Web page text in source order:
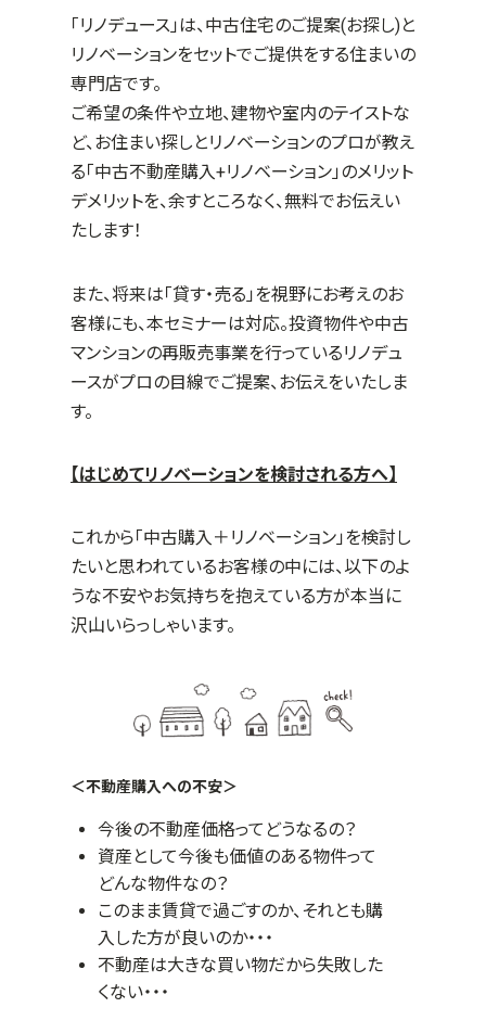
「リノデュース」は、中古住宅のご提案(お探し)と
リノベーションをセットでご提供をする住まいの
専門店です。
ご希望の条件や立地、建物や室内のテイストな
ど、お住まい探しとリノベーションのプロが教え
る「中古不動産購入+リノベーション」のメリット
デメリットを、余すところなく、無料でお伝えい
たします！
また、将来は「貸す・売る」を視野にお考えのお
客様にも、本セミナーは対応。投資物件や中古
マンションの再販売事業を行っているリノデュ
ースがプロの目線でご提案、お伝えをいたしま
す。
【はじめてリノベーションを検討される方へ】
これから「中古購入＋リノベーション」を検討し
たいと思われているお客様の中には、以下のよ
うな不安やお気持ちを抱えている方が本当に
沢山いらっしゃいます。
＜不動産購入への不安＞
今後の不動産価格ってどうなるの？
資産として今後も価値のある物件って
どんな物件なの？
このまま賃貸で過ごすのか、それとも購
入した方が良いのか・・・
不動産は大きな買い物だから失敗した
くない・・・